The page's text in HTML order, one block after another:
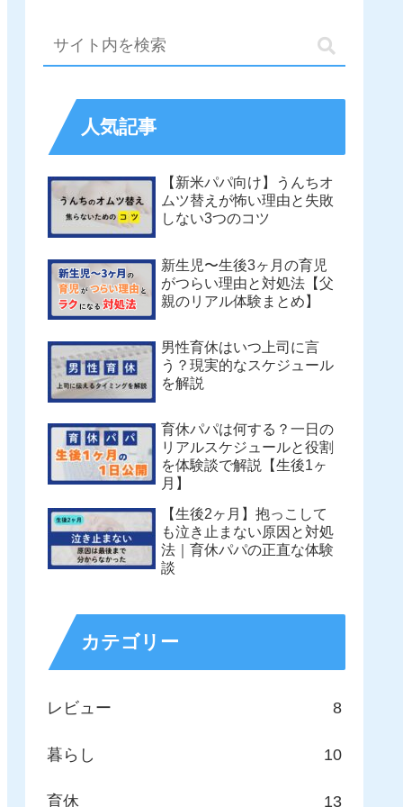
人気記事
【新米パパ向け】うんちオ
ムツ替えが怖い理由と失敗
しない3つのコツ
新生児〜生後3ヶ月の育児
がつらい理由と対処法【父
親のリアル体験まとめ】
男性育休はいつ上司に言
う？現実的なスケジュール
を解説
育休パパは何する？一日の
リアルスケジュールと役割
を体験談で解説【生後1ヶ
月】
【生後2ヶ月】抱っこして
も泣き止まない原因と対処
法｜育休パパの正直な体験
談
カテゴリー
レビュー 8
暮らし 10
育休 13